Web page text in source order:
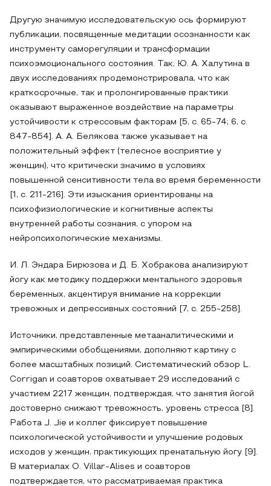
Другую значимую исследовательскую ось формируют
публикации, посвященные медитации осознанности как
инструменту саморегуляции и трансформации
психоэмоционального состояния. Так, Ю. А. Халутина в
двух исследованиях продемонстрировала, что как
краткосрочные, так и пролонгированные практики
оказывают выраженное воздействие на параметры
устойчивости к стрессовым факторам [5, с. 65-74; 6, с.
847-854]. А. А. Белякова также указывает на
положительный эффект (телесное восприятие у
женщин), что критически значимо в условиях
повышенной сенситивности тела во время беременности
[1, с. 211-216]. Эти изыскания ориентированы на
психофизиологические и когнитивные аспекты
внутренней работы сознания, с упором на
нейропсихологические механизмы.
И. Л. Эндара Бирюзова и Д. Б. Хобракова анализируют
йогу как методику поддержки ментального здоровья
беременных, акцентируя внимание на коррекции
тревожных и депрессивных состояний [7, с. 255-258].
Источники, представленные метааналитическими и
эмпирическими обобщениями, дополняют картину с
более масштабных позиций. Систематический обзор L.
Corrigan и соавторов охватывает 29 исследований с
участием 2217 женщин, подтверждая, что занятия йогой
достоверно снижают тревожность, уровень стресса [8].
Работа J. Jie и коллег фиксирует повышение
психологической устойчивости и улучшение родовых
исходов у женщин, практикующих пренатальную йогу [9].
В материалах O. Villar-Alises и соавторов
подтверждается, что рассматриваемая практика